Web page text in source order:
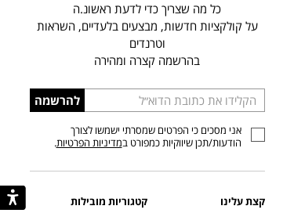
כל מה שצריך כדי לדעת ראשונ.ה
על קולקציות חדשות, מבצעים בלעדיים, השראות
וטרנדים
בהרשמה קצרה ומהירה
הכניסו
כתובת
דוא”ל
להרשמה
אני מסכים כי הפרטים שמסרתי ישמשו לצורך
הודעות/תכן שיווקיות כמפורט במדיניות הפרטיות.
קצת עלינו
קטגוריות מובילות